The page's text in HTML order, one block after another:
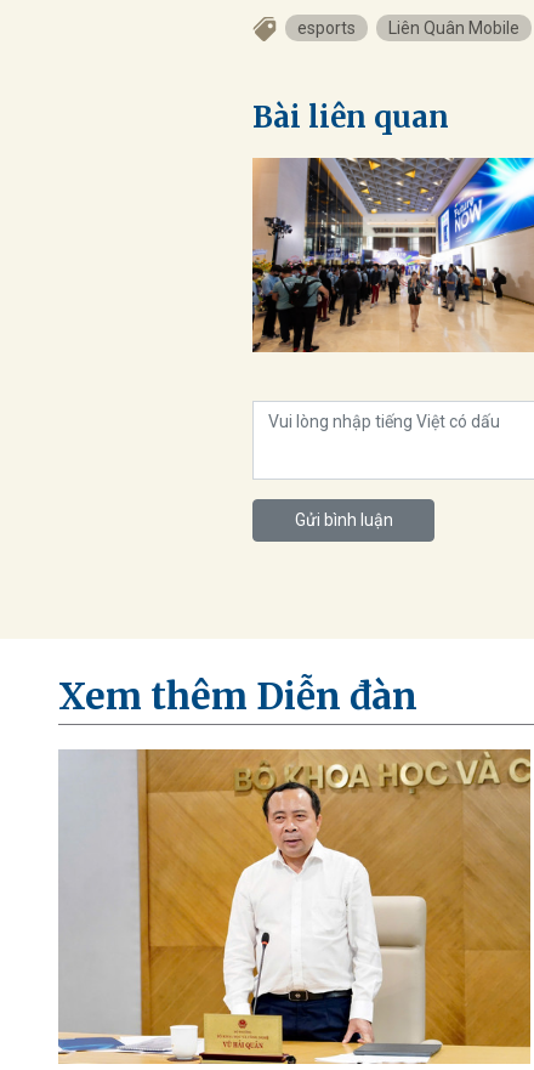
esports Liên Quân Mobile
Bài liên quan
Gửi bình luận
Xem thêm Diễn đàn